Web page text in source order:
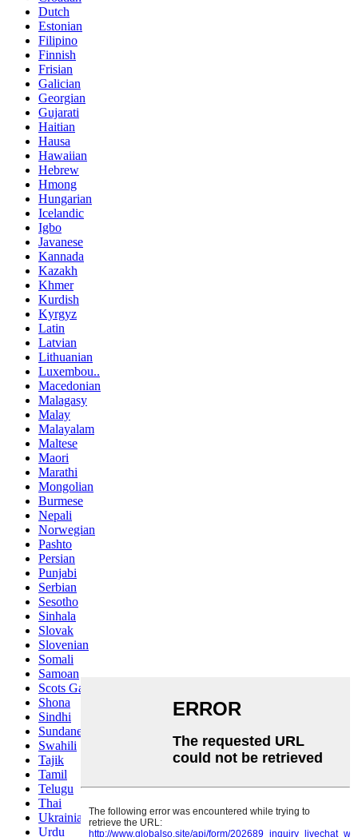
Dutch
Estonian
Filipino
Finnish
Frisian
Galician
Georgian
Gujarati
Haitian
Hausa
Hawaiian
Hebrew
Hmong
Hungarian
Icelandic
Igbo
Javanese
Kannada
Kazakh
Khmer
Kurdish
Kyrgyz
Latin
Latvian
Lithuanian
Luxembou..
Macedonian
Malagasy
Malay
Malayalam
Maltese
Maori
Marathi
Mongolian
Burmese
Nepali
Norwegian
Pashto
Persian
Punjabi
Serbian
Sesotho
Sinhala
Slovak
Slovenian
Somali
Samoan
Scots Gaelic
Shona
Sindhi
Sundanese
Swahili
Tajik
Tamil
Telugu
Thai
Ukrainian
Urdu